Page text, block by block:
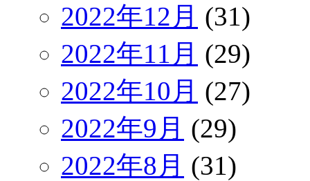
2022年12月 (31)
2022年11月 (29)
2022年10月 (27)
2022年9月 (29)
2022年8月 (31)